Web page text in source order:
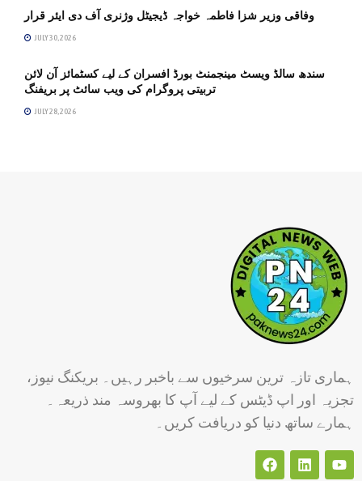
وفاقی وزیر شزا فاطمہ خواجہ ڈیجیٹل وژنری آف دی ایئر قرار
JULY 30, 2026
سندھ سالڈ ویسٹ مینجمنٹ بورڈ افسران کے لیے کسٹمائز آن لائن
تربیتی پروگرام کی ویب سائٹ پر بریفنگ
JULY 28, 2026
ہماری تازہ ترین سرخیوں سے باخبر رہیں۔ بریکنگ نیوز،
تجزیہ اور اپ ڈیٹس کے لیے آپ کا بھروسہ مند ذریعہ۔
ہمارے ساتھ دنیا کو دریافت کریں۔